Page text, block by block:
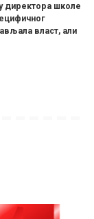
директора школе
власт, али